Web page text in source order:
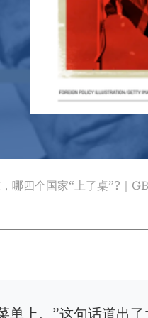
哪四个国家“上了桌”?｜
单上。”这句话道出了